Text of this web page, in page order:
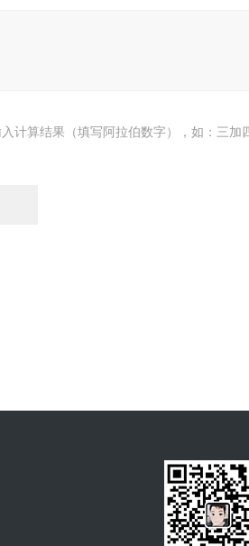
计算结果（填写阿拉伯数字），如：三加